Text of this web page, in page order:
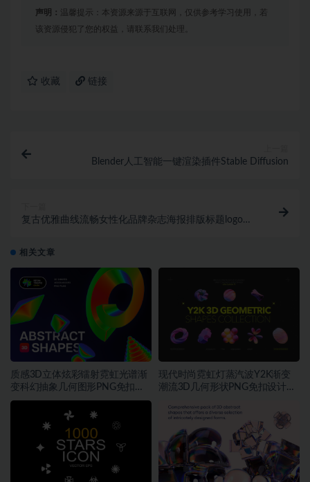
声明： 温馨提示：本资源来源于互联网，仅供参考学习使用，若
该资源侵犯了您的权益，请联系我们处理。
收藏 链接
Blender人工智能一键渲染插件Stable Diffusion
复古优雅曲线流畅女性化品牌杂志海报排版标题logo设
相关文章
质感3D立体炫彩镭射霓虹光谱渐
变科幻抽象几何图形PNG免扣设
计素材
现代时尚霓虹灯蒸汽波Y2K渐变
潮流3D几何形状PNG免扣设计素